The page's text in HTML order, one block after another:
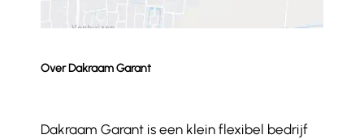
Over Dakraam Garant
Dakraam Garant is een klein flexibel bedrijf